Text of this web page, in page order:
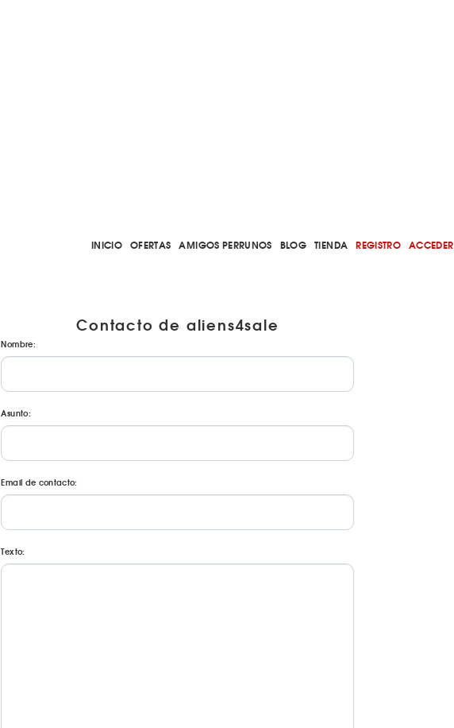
INICIO OFERTAS AMIGOS PERRUNOS BLOG TIENDA REGISTRO ACCEDER
Contacto de aliens4sale
Nombre:
Asunto:
Email de contacto:
Texto: